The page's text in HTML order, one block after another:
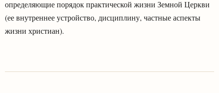
определяющие порядок практической жизни Земной Церкви
(ее внутреннее устройство, дисциплину, частные аспекты
жизни христиан).